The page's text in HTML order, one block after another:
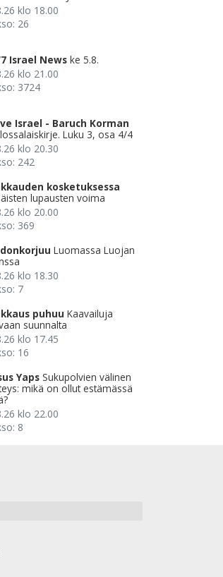
klo 18.00
26
Israel News ke 5.8.
klo 21.00
3724
Israel - Baruch Korman
Luku 3, osa 4/4
klo 20.30
242
kosketuksessa
lupausten voima
klo 20.00
369
Luomassa Luojan
klo 18.30
7
puhuu Kaavailuja
suunnalta
klo 17.45
16
Yaps Sukupolvien välinen
mikä on ollut estämässä
klo 22.00
8